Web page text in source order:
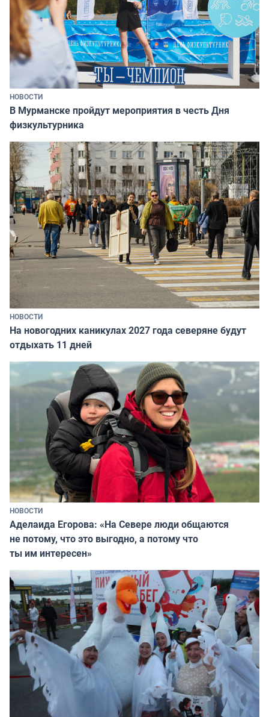
НОВОСТИ
В Мурманске пройдут мероприятия в честь Дня
физкультурника
НОВОСТИ
На новогодних каникулах 2027 года северяне будут
отдыхать 11 дней
НОВОСТИ
Аделаида Егорова: «На Севере люди общаются
не потому, что это выгодно, а потому что
ты им интересен»